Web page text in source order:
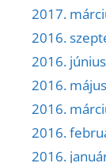
2017.
2016.
2016. június
2016. május
2016.
2016.
2016.